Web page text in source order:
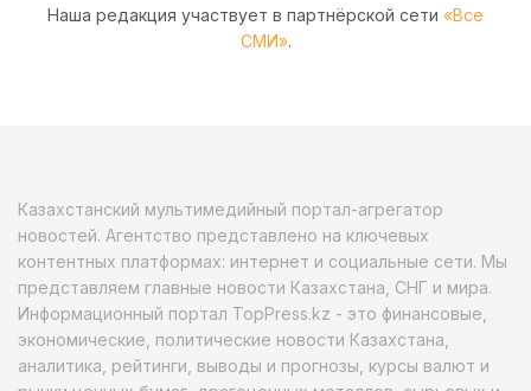
Наша редакция участвует в партнёрской сети «Все
СМИ».
Казахстанский мультимедийный портал-агрегатор
новостей. Агентство представлено на ключевых
контентных платформах: интернет и социальные сети. Мы
представляем главные новости Казахстана, СНГ и мира.
Информационный портал TopPress.kz - это финансовые,
экономические, политические новости Казахстана,
аналитика, рейтинги, выводы и прогнозы, курсы валют и